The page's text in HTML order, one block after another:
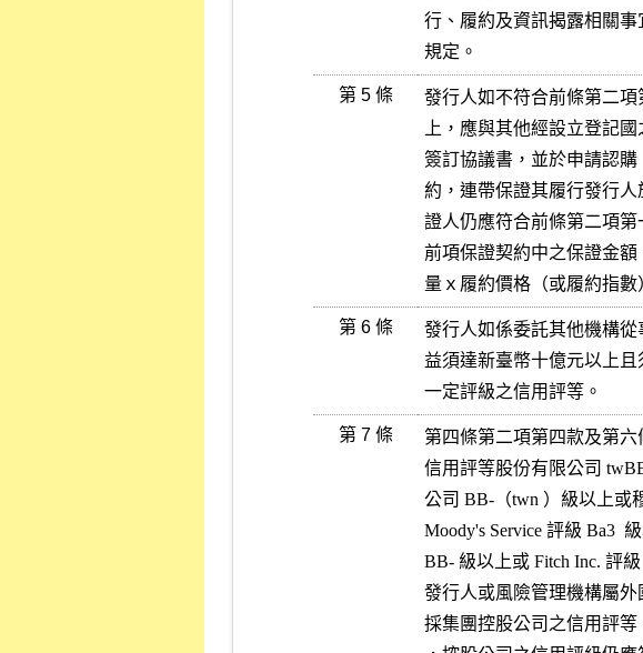
行、履約及資訊揭露相關
規定。
第 5 條
發行人如不符合前條第二
上，應與其他經設立登記
簽訂協議書，並於申請認
約，連帶保證其履行發行
證人仍應符合前條第二項第
前項保證契約中之保證金
量ｘ履約價格（或履約指
第 6 條
發行人如係委託其他機構
益須達新臺幣十億元以上
一定評級之信用評等。
第 7 條
第四條第二項第四款及第
信用評等股份有限公司
公司 BB-（twn ）級以上或
Moody's Service 評級 Ba3
BB- 級以上或 Fitch Inc. 評
發行人或風險管理機構屬
採集團控股公司之信用評